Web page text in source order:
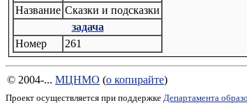
Название Сказки и подсказки
задача
Номер
261
© 2004-... МЦНМО (о копирайте)
Проект осуществляется при поддержке Департамента